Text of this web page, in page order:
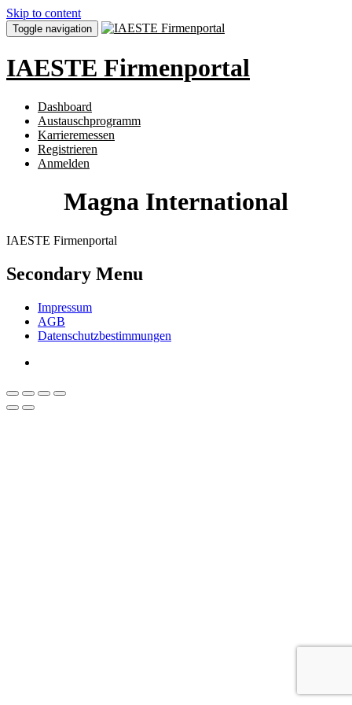
Skip to content
Toggle navigation
IAESTE Firmenportal
Dashboard
Austauschprogramm
Karrieremessen
Registrieren
Anmelden
Magna International
IAESTE Firmenportal
Secondary Menu
Impressum
AGB
Datenschutzbestimmungen